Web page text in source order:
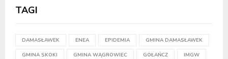
TAGI
DAMASŁAWEK ENEA EPIDEMIA GMINA DAMASŁAWEK
GMINA SKOKI GMINA WĄGROWIEC GOŁAŃCZ IMGW